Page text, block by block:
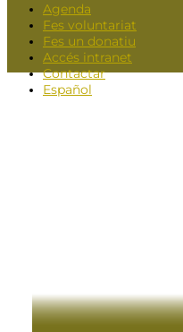
Agenda
Fes voluntariat
Fes un donatiu
Accés intranet
Contactar
Español